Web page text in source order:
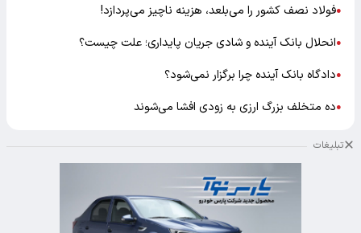
●فولاد نصف کشور را می‌بلعد، هزینه ناچیز می‌پردازد!
●انحلال بانک آینده و شادی جریان پایداری؛ علت چیست؟
●دادگاه بانک آینده چرا برگزار نمی‌شود؟
●ده متخلف بزرگ ارزی به زودی افشا می‌شوند
تبلیغات